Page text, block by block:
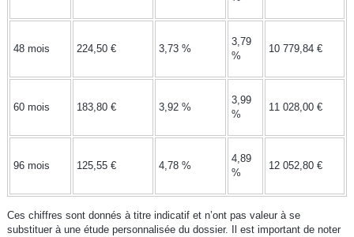
48 mois 224,50 € 3,73 %
3,79
%
10 779,84 €
60 mois 183,80 € 3,92 %
3,99
%
11 028,00 €
96 mois 125,55 € 4,78 %
4,89
%
12 052,80 €
Ces chiffres sont donnés à titre indicatif et n’ont pas valeur à se
substituer à une étude personnalisée du dossier. Il est important de noter